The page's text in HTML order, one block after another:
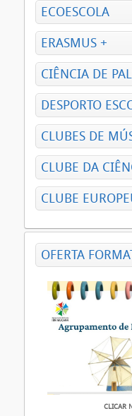
ECOESCOLA
ERASMUS +
CIÊNCIA DE
DESPORTO
CLUBES DE
CLUBE DA
CLUBE
OFERTA
CLICAR